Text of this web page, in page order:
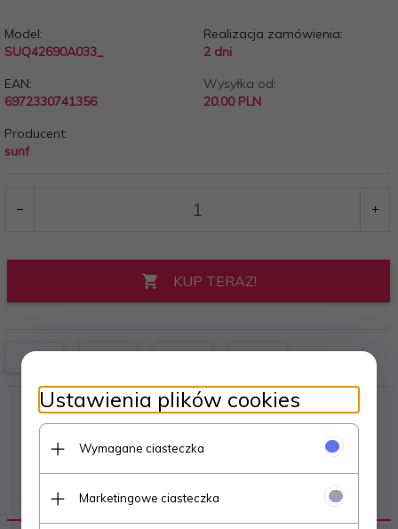
Model:
SUQ42690A033_
Realizacja zamówienia:
2 dni
EAN:
6972330741356
Wysyłka od:
20.00 PLN
Producent:
sunf
KUP TERAZ!
OPIS PRODUKTU
Ustawienia plików cookies
Wymagane ciasteczka
Marketingowe ciasteczka